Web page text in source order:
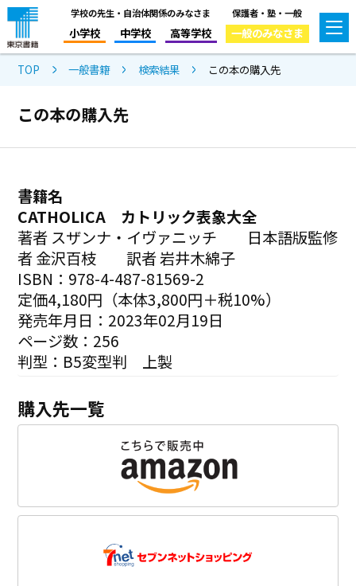
学校の先生・自治体関係のみなさま
小学校 中学校 高等学校
保護者・塾・一般
一般のみなさま
TOP 一般書籍 検索結果 この本の購入先
この本の購入先
書籍名
CATHOLICA カトリック表象大全
著者 スザンナ・イヴァニッチ 日本語版監修
者 金沢百枝 訳者 岩井木綿子
ISBN：978-4-487-81569-2
定価4,180円（本体3,800円＋税10%）
発売年月日：2023年02月19日
ページ数：256
判型：B5変型判 上製
購入先一覧